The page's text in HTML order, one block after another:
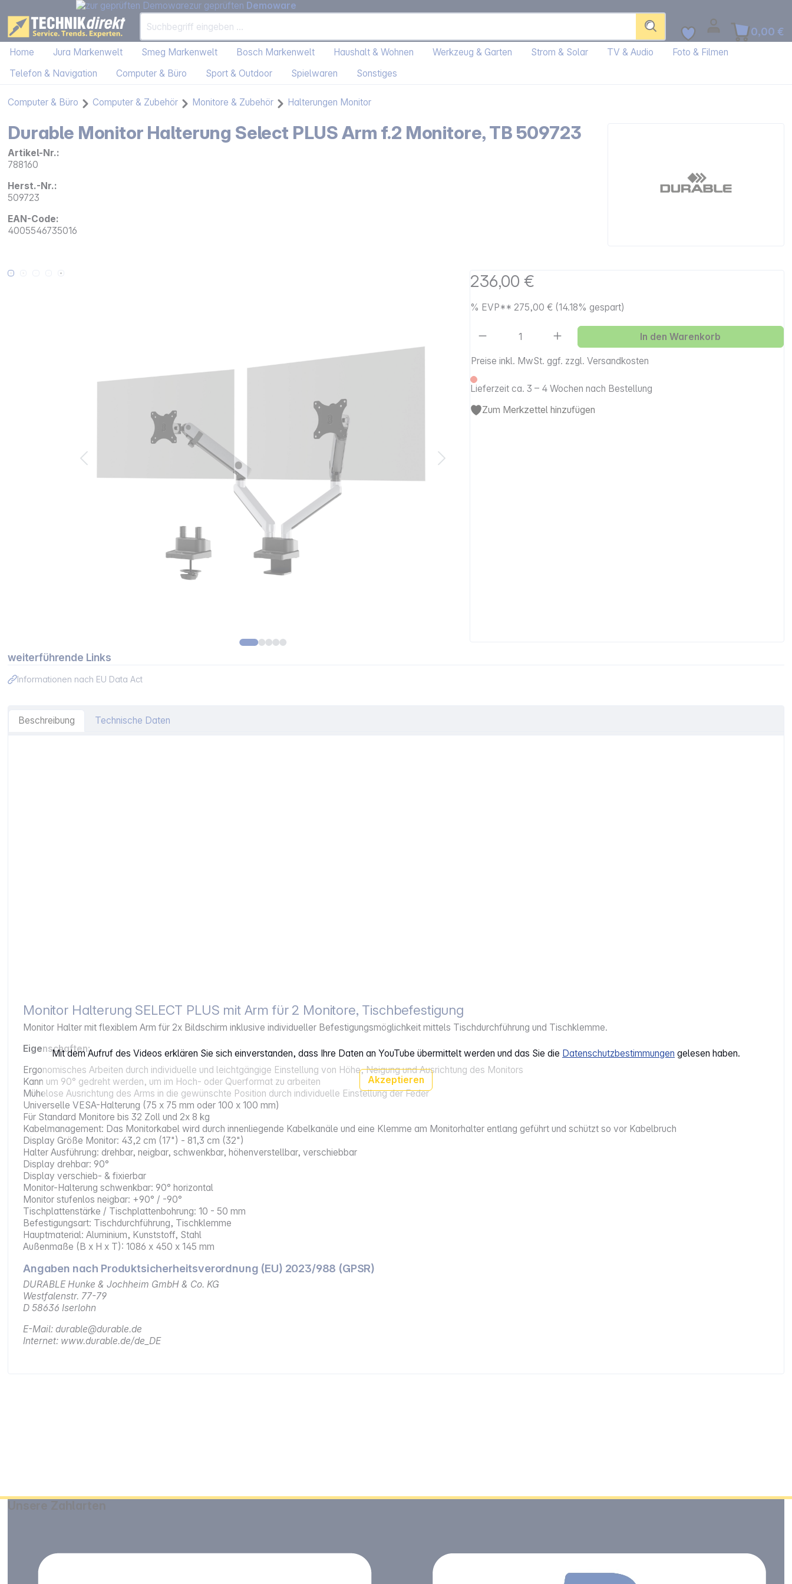
zur geprüften Demoware
0,00 €
Home Jura Markenwelt Smeg Markenwelt Bosch Markenwelt Haushalt & Wohnen Werkzeug & Garten Strom & Solar TV & Audio
Foto & Filmen
Telefon & Navigation
Computer & Büro Sport & Outdoor Spielwaren Sonstiges
Computer & Büro Computer & Zubehör Monitore & Zubehör Halterungen Monitor
Durable Monitor Halterung Select PLUS Arm f.2 Monitore, TB 509723
Artikel-Nr.:
788160
Herst.-Nr.:
509723
EAN-Code:
4005546735016
Bildergalerie überspringen 236,00 €
% EVP**275,00 € (14.18% gespart)
Preise inkl. MwSt. ggf. zzgl. Versandkosten
Lieferzeit ca. 3 – 4 Wochen nach Bestellung
Artikel Anzahl: Gib den gewünschten Wert ein
In den Warenkorb
Zum Merkzettel hinzufügen
weiterführende Links
Informationen nach EU Data Act
Beschreibung Technische Daten
Mit dem Aufruf des Videos erklären Sie sich einverstanden, dass Ihre Daten an YouTube übermittelt werden und das Sie die Datenschutzbestimmungen gelesen haben.
Akzeptieren
Monitor Halterung SELECT PLUS mit Arm für 2 Monitore, Tischbefestigung
Monitor Halter mit flexiblem Arm für 2x Bildschirm inklusive individueller Befestigungsmöglichkeit mittels Tischdurchführung und Tischklemme.
Eigenschaften:
Ergonomisches Arbeiten durch individuelle und leichtgängige Einstellung von Höhe, Neigung und Ausrichtung des Monitors
Kann um 90° gedreht werden, um im Hoch- oder Querformat zu arbeiten
Mühelose Ausrichtung des Arms in die gewünschte Position durch individuelle Einstellung der Feder
Universelle VESA-Halterung (75 x 75 mm oder 100 x 100 mm)
Für Standard Monitore bis 32 Zoll und 2x 8 kg
Kabelmanagement: Das Monitorkabel wird durch innenliegende Kabelkanäle und eine Klemme am Monitorhalter entlang geführt und schützt so vor Kabelbruch
Display Größe Monitor: 43,2 cm (17") - 81,3 cm (32")
Halter Ausführung: drehbar, neigbar, schwenkbar, höhenverstellbar, verschiebbar
Display drehbar: 90°
Display verschieb- & fixierbar
Monitor-Halterung schwenkbar: 90° horizontal
Monitor stufenlos neigbar: +90° / -90°
Tischplattenstärke / Tischplattenbohrung: 10 - 50 mm
Befestigungsart: Tischdurchführung, Tischklemme
Hauptmaterial: Aluminium, Kunststoff, Stahl
Außenmaße (B x H x T): 1086 x 450 x 145 mm
Angaben nach Produktsicherheitsverordnung (EU) 2023/988 (GPSR)
DURABLE Hunke & Jochheim GmbH & Co. KG
Westfalenstr. 77-79
D 58636 Iserlohn
E-Mail: durable@durable.de
Internet: www.durable.de/de_DE